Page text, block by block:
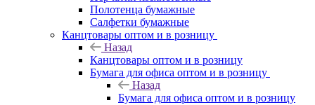
Полотенца бумажные
Салфетки бумажные
Канцтовары оптом и в розницу
Назад
Канцтовары оптом и в розницу
Бумага для офиса оптом и в розницу
Назад
Бумага для офиса оптом и в розницу